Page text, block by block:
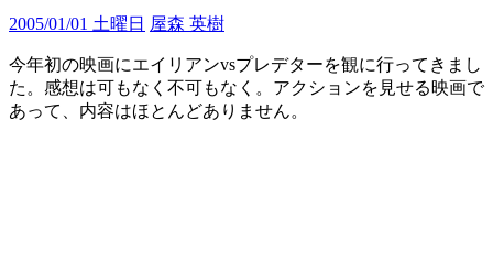
2005/01/01 土曜日 屋森 英樹
今年初の映画にエイリアンvsプレデターを観に行ってきまし
た。感想は可もなく不可もなく。アクションを見せる映画で
あって、内容はほとんどありません。